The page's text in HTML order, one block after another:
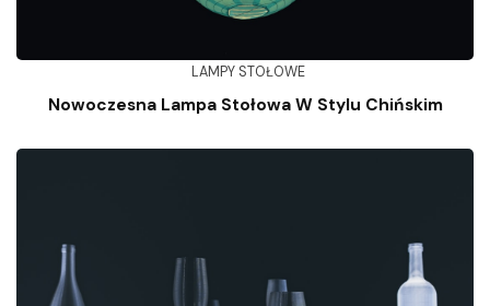
LAMPY STOŁOWE
Nowoczesna Lampa Stołowa W Stylu Chińskim